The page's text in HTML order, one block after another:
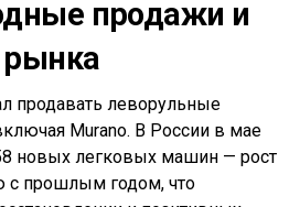
продажи и
рынка
продавать леворульные
Murano. В России в мае
новых легковых машин — рост
с прошлым годом, что